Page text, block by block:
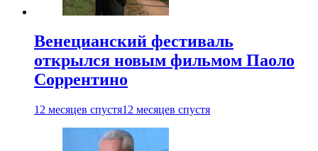
Венецианский фестиваль
открылся новым фильмом Паоло
Соррентино
12 месяцев спустя12 месяцев спустя